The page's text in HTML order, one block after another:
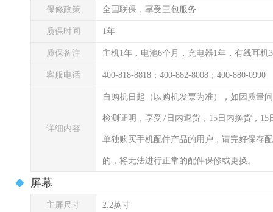
保修政策 全国联保，享受三包服务
质保时间 1年
质保备注 主机1年，电池6个月，充电器1年，有线耳机
客服电话 400-818-8818；400-882-8008；400-880-0990
详细内容
自购机日起（以购机发票为准），如因质量
检测证明，享受7日内退货，15日内换货，
单独购买手机配件产品的用户，请完好保存
的，将无法进行正常的配件保修或更换。
屏幕
主屏尺寸 2.2英寸